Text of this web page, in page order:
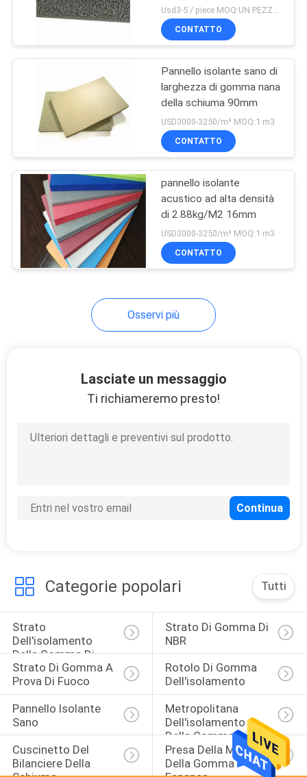
Presa della maniglia
della gomma
espansa
Stuoia del
pavimento della
pedana mobile
Targets
Clay Pigeon Targets
non stuoia di yoga
di slittamento
23
dell'OEM
Usd3-5 / piece MOQ:UN PEZZO SOLO
CONTATTO
Pannello isolante sano di
larghezza di gomma nana
della schiuma 90mm
USD3000-3250/m³ MOQ:1 m3
CONTATTO
pannello isolante
acustico ad alta densità
di 2.88kg/M2 16mm
USD3000-3250/m³ MOQ:1 m3
CONTATTO
Osservi più
Lasciate un messaggio
Ti richiameremo presto!
Categorie popolari Tutti
Strato
Dell'isolamento
Della Gomma Di
Nitrile
Strato Di Gomma Di
NBR
Strato Di Gomma A
Prova Di Fuoco
Rotolo Di Gomma
Dell'isolamento
Pannello Isolante
Sano
Metropolitana
Dell'isolamento
Della Gomma Di
Nitrile
Cuscinetto Del
Bilanciere Della
Presa Della Maniglia
Della Gomma